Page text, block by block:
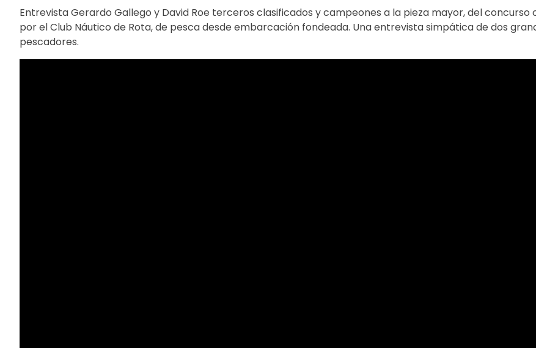
Entrevista Gerardo Gallego y David Roe terceros clasificados y campeones a la pieza mayor, del concurso
por el Club Náutico de Rota, de pesca desde embarcación fondeada. Una entrevista simpática de dos
pescadores.